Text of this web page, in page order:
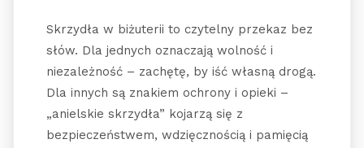
Skrzydła w biżuterii to czytelny przekaz bez
słów. Dla jednych oznaczają wolność i
niezależność – zachętę, by iść własną drogą.
Dla innych są znakiem ochrony i opieki –
„anielskie skrzydła” kojarzą się z
bezpieczeństwem, wdzięcznością i pamięcią